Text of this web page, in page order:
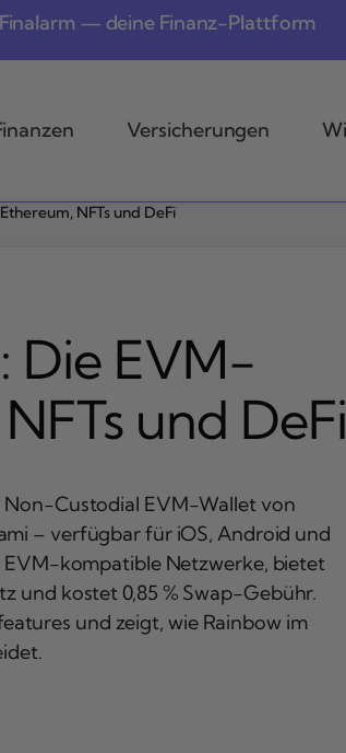
Finalarm — deine Finanz-Plattform
Versicherungen
NFTs und DeFi
Die EVM-
und DeFi
Non-Custodial EVM-Wallet von
– verfügbar für iOS, Android und
kompatible Netzwerke, bietet
und kostet 0,85 % Swap-Gebühr.
und zeigt, wie Rainbow im